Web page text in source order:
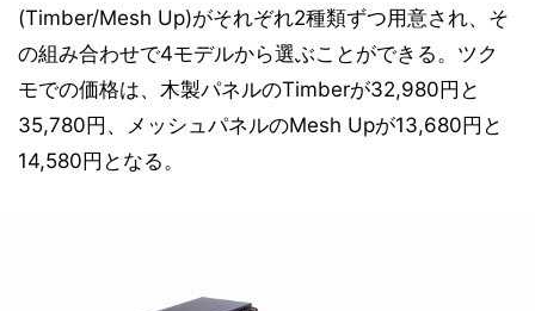
(Timber/Mesh Up)がそれぞれ2種類ずつ用意され、そ
の組み合わせで4モデルから選ぶことができる。ツク
モでの価格は、木製パネルのTimberが32,980円と
35,780円、メッシュパネルのMesh Upが13,680円と
14,580円となる。